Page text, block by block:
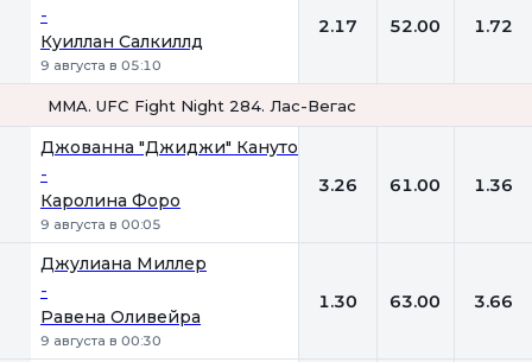
-
Куиллан Салкиллд
9 августа в 05:10
2.17 52.00 1.72
MMA. UFC Fight Night 284. Лас-Вегас
Джованна "Джиджи" Кануто
-
Каролина Форо
9 августа в 00:05
3.26 61.00 1.36
Джулиана Миллер
-
Равена Оливейра
9 августа в 00:30
1.30 63.00 3.66